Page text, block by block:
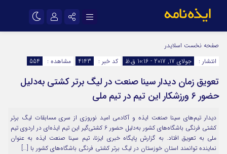
اینستاگرام
سروش
ایتا
آپارات
اپلیکیشن رمز عبور
مرا به خاطر بسپار
صفحه نخست اسلایدر
انتشار :
جولای 17, 2017 - 10:16 ق.ظ کد خبر : 4143 مشاهده : 554
تعویق زمان دیدار سینا صنعت در لیگ برتر کشتی به‌دلیل
حضور 6 ورزشکار این تیم در تیم ملی
دیدار تیم‌های سینا صنعت ایذه و آکادمی امید نوروزی از سری مسابقات لیگ برتر
کشتی فرنگی باشگاه‌های کشور به‌دلیل حضور 6 کشتی‌گیر این تیم ایذه‌ای در اردوی تیم
ملی به تعویق افتاد. به گزارش پایگاه خبری ایزنا، تیم سینا صنعت ایذه به عنوان
نماینده توانمند استان خوزستان در لیگ برتر کشتی فرنگی باشگاه‌های کشور با […]